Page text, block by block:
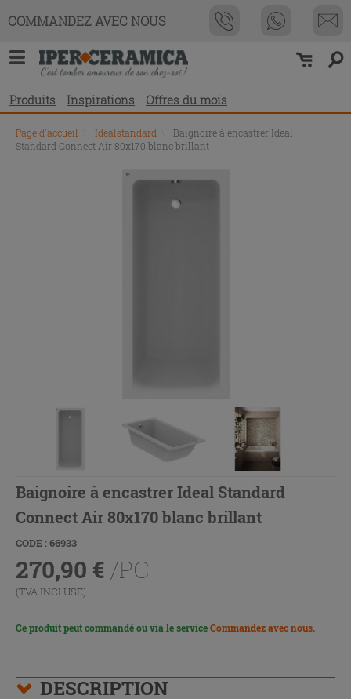
COMMANDEZ AVEC NOUS
Produits Inspirations Offres du mois
Page d'accueil Idealstandard
Baignoire à encastrer Ideal
Standard Connect Air 80x170 blanc brillant
Baignoire à encastrer Ideal Standard
Connect Air 80x170 blanc brillant
CODE : 66933
270,90 € /PC
(TVA INCLUSE)
Ce produit peut commandé ou via le serviceCommandez avec nous.
DESCRIPTION